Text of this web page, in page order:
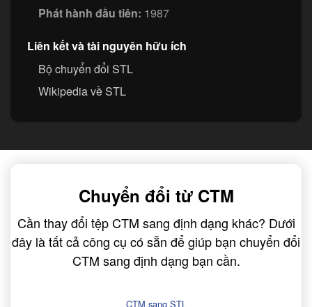
Phát hành đầu tiên: 1987
Liên kết và tài nguyên hữu ích
Bộ chuyển đổi STL
Wikipedia về STL
Chuyển đổi từ CTM
Cần thay đổi tệp CTM sang định dạng khác? Dưới
đây là tất cả công cụ có sẵn để giúp bạn chuyển đổi
CTM sang định dạng bạn cần.
CTM sang STL